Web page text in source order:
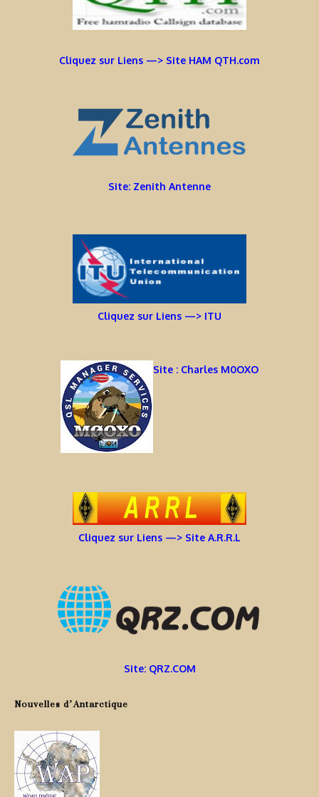
Cliquez sur Liens —> Site HAM QTH.com
Site: Zenith Antenne
Cliquez sur Liens —> ITU
Site : Charles M0OXO
Cliquez sur Liens —> Site A.R.R.L
Site: QRZ.COM
Nouvelles d’Antarctique